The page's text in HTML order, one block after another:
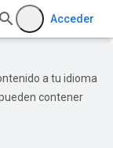
Acceder
a tu idioma
contener